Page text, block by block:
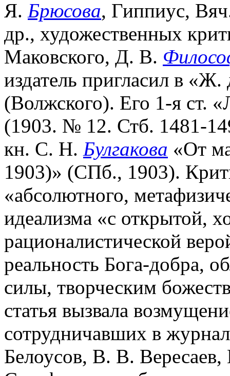
Я. Брюсова, Гиппиус,
др., художественных
Маковского, Д. В.
издатель пригласил в
(Волжского). Его 1-я ст.
(1903. № 12. Стб. 1481-
кн. С. Н. Булгакова «От
1903)» (СПб., 1903).
«абсолютного,
идеализма «с открытой,
рационалистической
реальность Бога-добра,
силы, творческим
статья вызвала
сотрудничавших в
Белоусов, В. В.